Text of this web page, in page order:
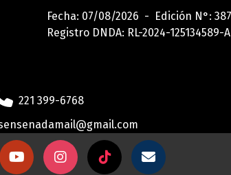
Fecha: 07/08/2026 - Edición N°:
Registro DNDA: RL-2024-125134589-
221 399-6768